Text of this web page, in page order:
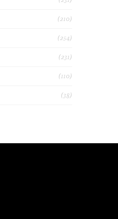
(210)
(254)
(231)
(110)
(38)